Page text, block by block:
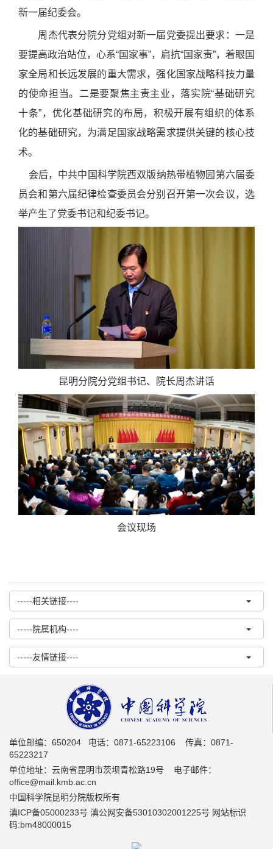
新一届纪委会。
周杰代表分院分党组对新一届党委提出要求：一是
要提高政治站位，心系“国家事”，肩抗“国家责”，着眼国
家全局和长远发展的重大需求，强化国家战略科技力量
的使命担当。二是要聚焦主责主业，落实院“基础研究
十条”，优化基础研究的布局，积极开展有组织的体系
化的基础研究，为满足国家战略需求提供关键的核心技
术。
会后，中共中国科学院西双版纳热带植物园第六届委
员会和第六届纪律检查委员会分别召开第一次会议，选
举产生了党委书记和纪委书记。
昆明分院分党组书记、院长周杰讲话
会议现场
-----相关链接----
-----院属机构----
-----友情链接----
单位邮编：650204 电话：0871-65223106 传真：0871-
65223217
单位地址：云南省昆明市茨坝青松路19号 电子邮件：
office@mail.kmb.ac.cn
中国科学院昆明分院版权所有
滇ICP备05000233号 滇公网安备53010302001225号 网站标识
码:bm48000015